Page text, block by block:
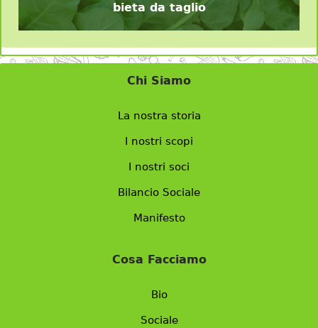
bieta da taglio
Chi Siamo
La nostra storia
I nostri scopi
I nostri soci
Bilancio Sociale
Manifesto
Cosa Facciamo
Bio
Sociale